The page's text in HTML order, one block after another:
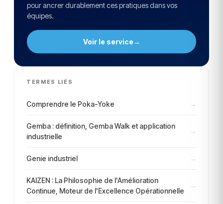
pour ancrer durablement ces pratiques dans vos
équipes.
Voir le service→
TERMES LIÉS
Comprendre le Poka-Yoke →
Gemba : définition, Gemba Walk et application
industrielle
→
Genie industriel →
KAIZEN : La Philosophie de l'Amélioration
Continue, Moteur de l'Excellence Opérationnelle
→